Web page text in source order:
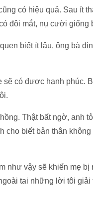
có hiệu quả. Sau ít
đôi mắt, nụ cười giống
biết ít lâu, ông bà
sẽ có được hạnh phúc.
Thật bất ngờ, anh
cho biết bản thân
như vậy sẽ khiến mẹ
tai những lời tôi